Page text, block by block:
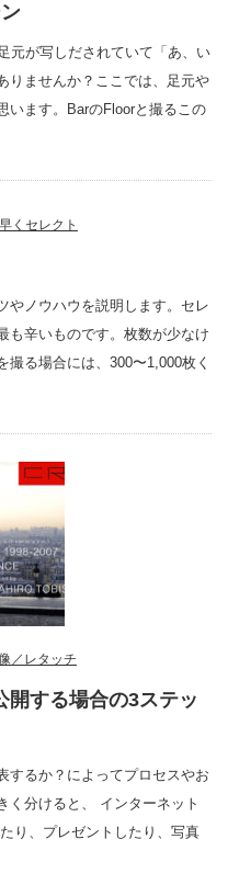
元が写しだされていて「あ、い
りませんか？ここでは、足元や
います。BarのFloorと撮るこの
くセレクト
やノウハウを説明します。セレ
も辛いものです。枚数が少なけ
る場合には、300〜1,000枚く
／レタッチ
開する場合の3ステッ
するか？によってプロセスやお
く分けると、 インターネット
り、プレゼントしたり、写真